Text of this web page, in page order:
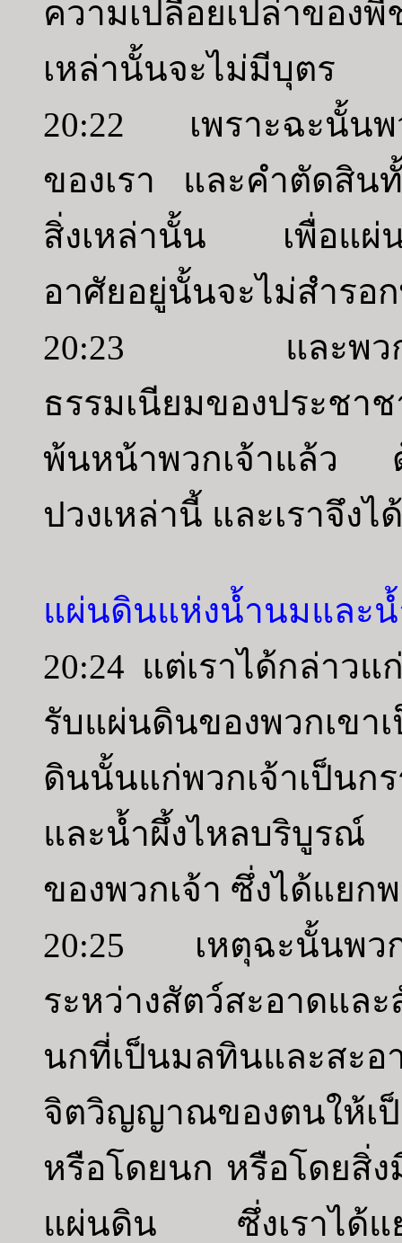
ความเปลือยเปล่าของ
เหล่านั้นจะไม่มีบุตร
20:22 เพราะฉะนั้นพ
ของเรา และคำตัดสิน
สิ่งเหล่านั้น เพื่อแผ่น
อาศัยอยู่นั้นจะไม่สำรอ
20:23 และพวกเจ้
ธรรมเนียมของประชา
พ้นหน้าพวกเจ้าแล้ว ด้
ปวงเหล่านี้ และเราจึงไ
แผ่นดินแห่งน้ำนมและน้
20:24 แต่เราได้กล่าวแ
รับแผ่นดินของพวกเข
ดินนั้นแก่พวกเจ้าเป็น
และน้ำผึ้งไหลบริบูรณ์
ของพวกเจ้า ซึ่งได้แยก
20:25 เหตุฉะนั้นพวก
ระหว่างสัตว์สะอาดแล
นกที่เป็นมลทินและสะอ
จิตวิญญาณของตนให้เ
หรือโดยนก หรือโดยสิ่
แผ่นดิน ซึ่งเราได้แย